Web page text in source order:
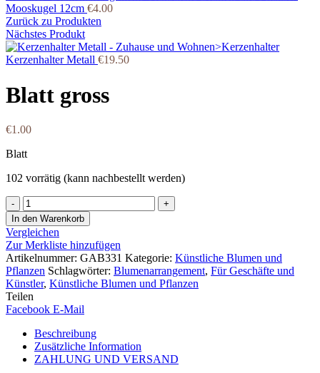
Mooskugel 12cm €4.00
Zurück zu Produkten
Nächstes Produkt
Kerzenhalter Metall €19.50
Blatt gross
€1.00
Blatt
102 vorrätig (kann nachbestellt werden)
Blatt
gross
Menge
In den Warenkorb
Vergleichen
Zur Merkliste hinzufügen
Artikelnummer: GAB331 Kategorie: Künstliche Blumen und
Pflanzen Schlagwörter: Blumenarrangement, Für Geschäfte und
Künstler, Künstliche Blumen und Pflanzen
Teilen
Facebook E-Mail
Beschreibung
Zusätzliche Information
ZAHLUNG UND VERSAND